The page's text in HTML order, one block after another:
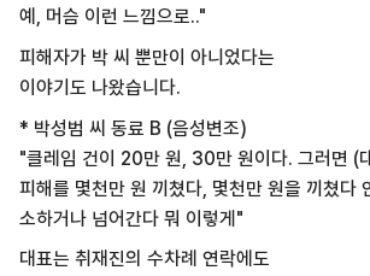
예, 머슴 이런 느낌으로.."
피해자가 박 씨 뿐만이 아니었다는
이야기도 나왔습니다.
* 박성범 씨 동료 B (음성변조)
"클레임 건이 20만 원, 30만 원이다. 그러면 (
피해를 몇천만 원 끼쳤다, 몇천만 원을 끼쳤다
소하거나 넘어간다 뭐 이렇게"
대표는 취재진의 수차례 연락에도